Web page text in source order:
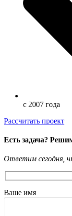
с 2007 года
Расcчитать проект
Есть задача?
Ответим сегодня,
Ваше имя